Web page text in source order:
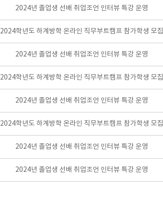
2024년 졸업생 선배 취업조언 인터뷰 특강 운영
2024학년도 하계방학 온라인 직무부트캠프 참가학생 모집
2024년 졸업생 선배 취업조언 인터뷰 특강 운영
2024학년도 하계방학 온라인 직무부트캠프 참가학생 모집
2024년 졸업생 선배 취업조언 인터뷰 특강 운영
2024학년도 하계방학 온라인 직무부트캠프 참가학생 모집
2024년 졸업생 선배 취업조언 인터뷰 특강 운영
2024년 졸업생 선배 취업조언 인터뷰 특강 운영